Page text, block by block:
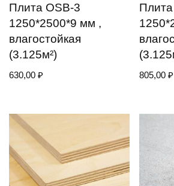
Плита OSB-3
1250*2500*9 мм ,
влагостойкая
(3.125м²)
630,00 ₽ 805,00₽